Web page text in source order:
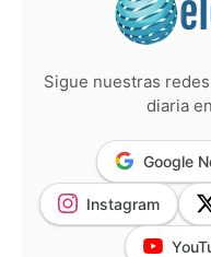
Sigue nuestras
diaria
Google
Instagram